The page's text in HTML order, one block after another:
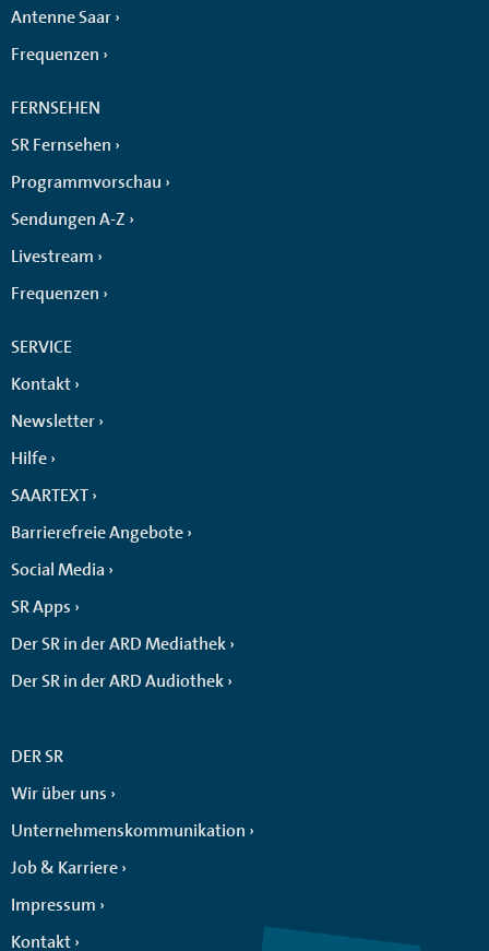
Antenne Saar
Frequenzen
FERNSEHEN
SR Fernsehen
Programmvorschau
Sendungen A-Z
Livestream
Frequenzen
SERVICE
Kontakt
Newsletter
Hilfe
SAARTEXT
Barrierefreie Angebote
Social Media
SR Apps
Der SR in der ARD Mediathek
Der SR in der ARD Audiothek
DER SR
Wir über uns
Unternehmenskommunikation
Job & Karriere
Impressum
Kontakt